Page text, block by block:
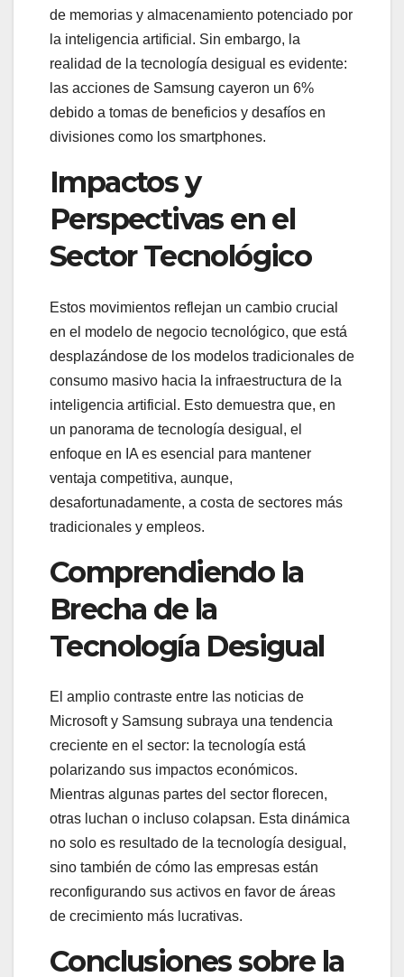
de memorias y almacenamiento potenciado por
la inteligencia artificial. Sin embargo, la
realidad de la tecnología desigual es evidente:
las acciones de Samsung cayeron un 6%
debido a tomas de beneficios y desafíos en
divisiones como los smartphones.
Impactos y
Perspectivas en el
Sector Tecnológico
Estos movimientos reflejan un cambio crucial
en el modelo de negocio tecnológico, que está
desplazándose de los modelos tradicionales de
consumo masivo hacia la infraestructura de la
inteligencia artificial. Esto demuestra que, en
un panorama de tecnología desigual, el
enfoque en IA es esencial para mantener
ventaja competitiva, aunque,
desafortunadamente, a costa de sectores más
tradicionales y empleos.
Comprendiendo la
Brecha de la
Tecnología Desigual
El amplio contraste entre las noticias de
Microsoft y Samsung subraya una tendencia
creciente en el sector: la tecnología está
polarizando sus impactos económicos.
Mientras algunas partes del sector florecen,
otras luchan o incluso colapsan. Esta dinámica
no solo es resultado de la tecnología desigual,
sino también de cómo las empresas están
reconfigurando sus activos en favor de áreas
de crecimiento más lucrativas.
Conclusiones sobre la